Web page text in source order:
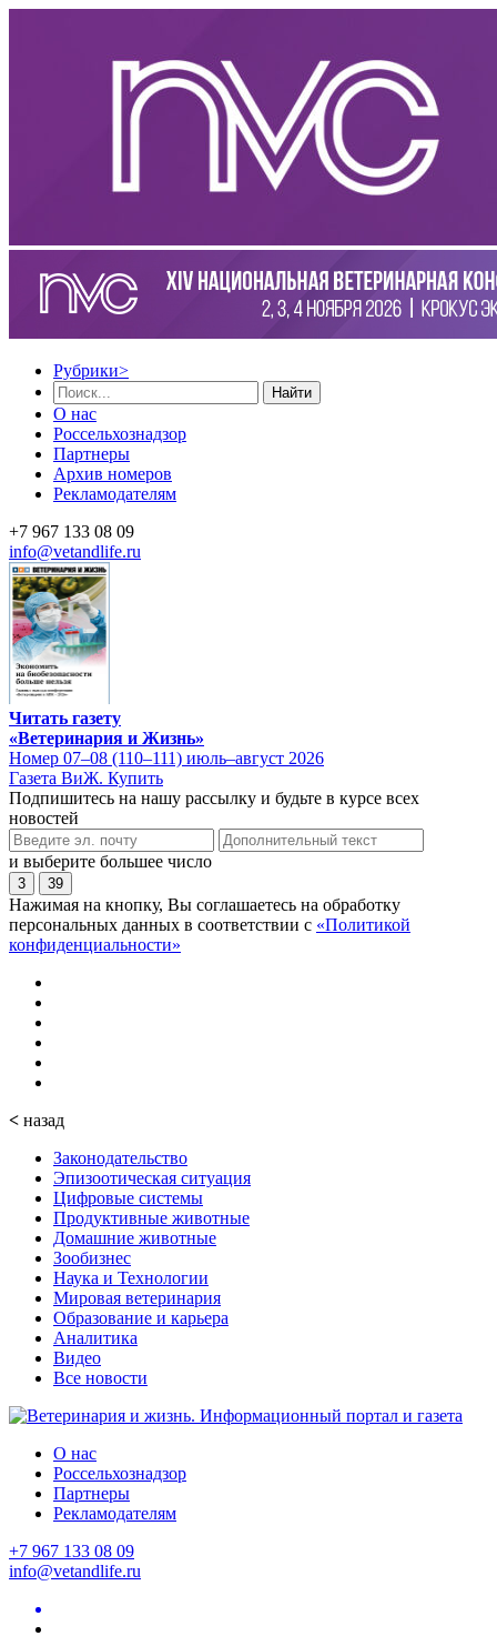
Рубрики>
Найти
О нас
Россельхознадзор
Партнеры
Архив номеров
Рекламодателям
+7 967 133 08 09
info@vetandlife.ru
Читать газету
«Ветеринария и Жизнь»
Номер 07–08 (110–111) июль–август 2026
Газета ВиЖ. Купить
Подпишитесь на нашу рассылку и будьте в курсе всех
новостей
и выберите большее число
3 39
Нажимая на кнопку, Вы соглашаетесь на обработку
персональных данных в соответствии с «Политикой
конфиденциальности»
< назад
Законодательство
Эпизоотическая ситуация
Цифровые системы
Продуктивные животные
Домашние животные
Зообизнес
Наука и Технологии
Мировая ветеринария
Образование и карьера
Аналитика
Видео
Все новости
О нас
Россельхознадзор
Партнеры
Рекламодателям
+7 967 133 08 09
info@vetandlife.ru